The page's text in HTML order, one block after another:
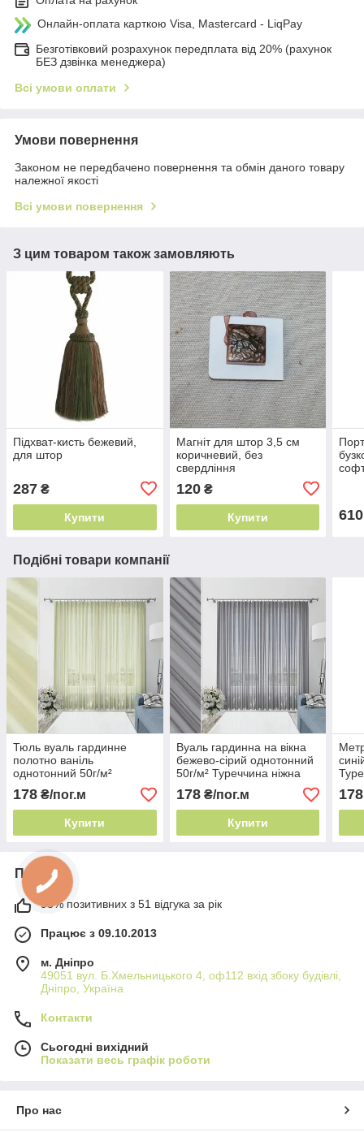
Онлайн-оплата карткою Visa, Mastercard - LiqPay
Безготівковий розрахунок передплата від 20% (рахунок
БЕЗ дзвінка менеджера)
Всі умови оплати
Умови повернення
Законом не передбачено повернення та обмін даного товару
належної якості
Всі умови повернення
З цим товаром також замовляють
Підхват-кисть бежевий,
для штор
287 ₴
Купити
Магніт для штор 3,5 см
коричневий, без
свердління
120₴
Купити 610
Подібні товари компанії
Тюль вуаль гардинне
полотно ваніль
однотонний 50г/м²
Туреччина класичний
напівпрозорий тюль
178 ₴/пог.м
Купити
Вуаль гардинна на вікна
бежево-сірий однотонний
50г/м² Туреччина ніжна
вуаль для спальні
178₴/пог.м
Купити
178
Про нас
98% позитивних з 51 відгука за рік
Працює з 09.10.2013
м. Дніпро
49051 вул. Б.Хмельницького 4, оф112 вхід збоку будівлі,
Дніпро, Україна
Контакти
Сьогодні вихідний
Показати весь графік роботи
Про нас